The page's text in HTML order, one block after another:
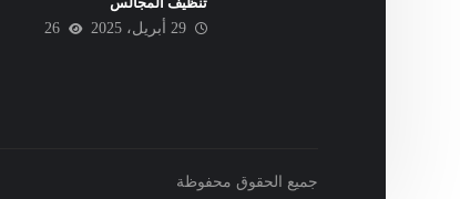
29 أبريل، 2025
26
جميع الحقوق محفوظة